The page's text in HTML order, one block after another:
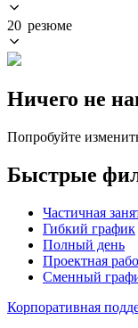
20 резюме
Ничего не
Попробуйте
Быстрые
Частичная
Гибкий график
Полный день
Проектная
Сменный
Корпоративная